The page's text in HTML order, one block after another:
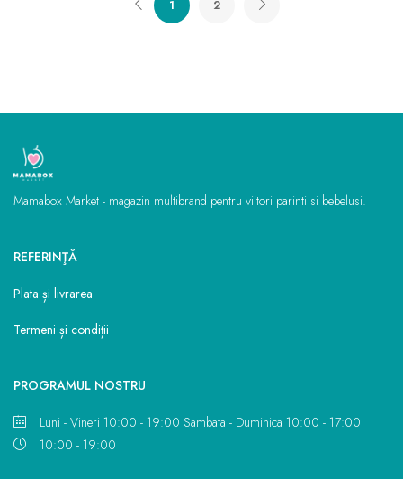
1 2
Mamabox Market - magazin multibrand pentru viitori parinti si bebelusi.
REFERINŢĂ
Plata și livrarea
Termeni și condiții
PROGRAMUL NOSTRU
Luni - Vineri 10:00 - 19:00 Sambata - Duminica 10:00 - 17:00
10:00 - 19:00